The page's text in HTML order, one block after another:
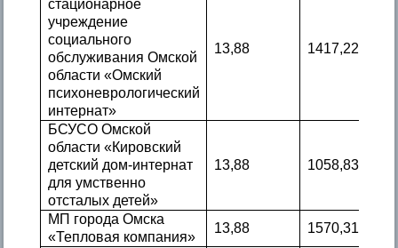
стационарное
учреждение
социального
обслуживания Омской
области «Омский
психоневрологический
интернат»
13,88 1417,22
БСУСО Омской
области «Кировский
детский дом-интернат
для умственно
отсталых детей»
13,88 1058,83
МП города Омска
«Тепловая компания»
13,88
1570,31